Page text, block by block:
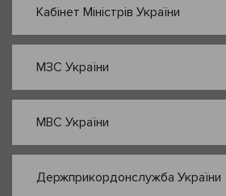
Кабінет Міністрів України
МЗС України
МВС України
Держприкордонслужба України